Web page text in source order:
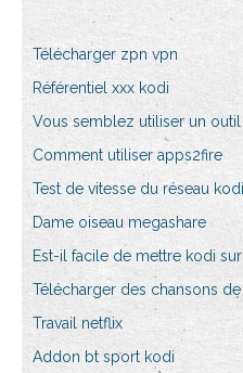
Télécharger zpn vpn
Référentiel xxx kodi
Vous semblez utiliser un
Comment utiliser apps2fire
Test de vitesse du réseau kodi
Dame oiseau megashare
Est-il facile de mettre kodi
Télécharger des chansons
Travail netflix
Addon bt sport kodi